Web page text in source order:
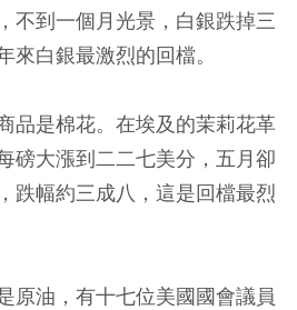
不到一個月光景，白銀跌掉三
來白銀最激烈的回檔。
品是棉花。在埃及的茉莉花革
磅大漲到二二七美分，五月卻
跌幅約三成八，這是回檔最烈
原油，有十七位美國國會議員